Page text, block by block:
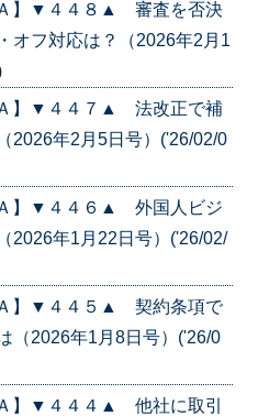
Ａ】▼４４８▲ 審査を否決
オフ対応は？（2026年2月1
Ａ】▼４４７▲ 法改正で補
2026年2月5日号）('26/02/0
Ａ】▼４４６▲ 外国人ビジ
2026年1月22日号）('26/02/
Ａ】▼４４５▲ 契約条項で
（2026年1月8日号）('26/0
Ａ】▼４４４▲ 他社に取引